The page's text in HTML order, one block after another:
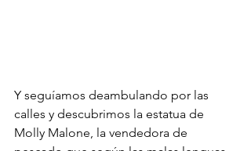
Y seguíamos deambulando por las
calles y descubrimos la estatua de
Molly Malone, la vendedora de